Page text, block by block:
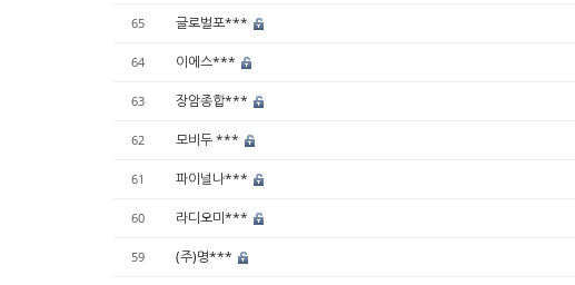
65 글로벌포***
64 이에스***
63 장암종합***
62 모비두 ***
61 파이널나***
60 라디오미***
59 (주)명***